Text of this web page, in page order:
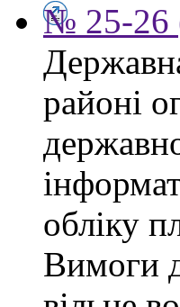
№ 25-26
районі
обліку
Вимоги